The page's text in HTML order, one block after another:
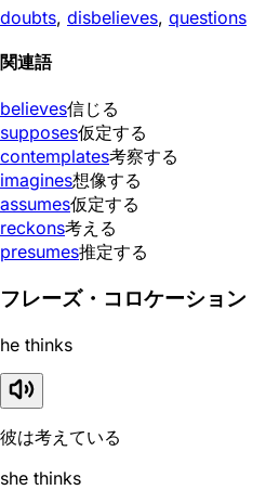
doubts, disbelieves, questions
関連語
believes信じる
supposes仮定する
contemplates考察する
imagines想像する
assumes仮定する
reckons考える
presumes推定する
フレーズ・コロケーション
he thinks
彼は考えている
she thinks